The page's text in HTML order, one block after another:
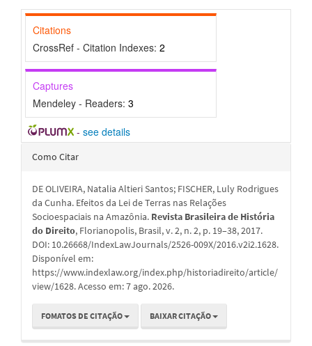
Citations
CrossRef - Citation Indexes: 2
Captures
Mendeley - Readers: 3
- see details
Detalhes
artigo
Como Citar
DE OLIVEIRA, Natalia Altieri Santos; FISCHER, Luly Rodrigues
da Cunha. Efeitos da Lei de Terras nas Relações
Socioespaciais na Amazônia. Revista Brasileira de História
do Direito, Florianopolis, Brasil, v. 2, n. 2, p. 19–38, 2017.
DOI: 10.26668/IndexLawJournals/2526-009X/2016.v2i2.1628.
Disponível em:
https://www.indexlaw.org/index.php/historiadireito/article/
view/1628. Acesso em: 7 ago. 2026.
FOMATOS DE CITAÇÃO BAIXAR CITAÇÃO